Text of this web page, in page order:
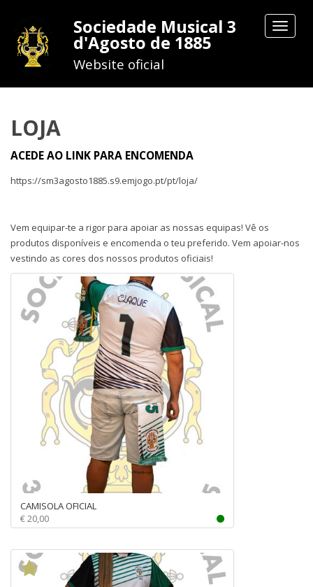
Toggle
Sociedade Musical 3
d'Agosto de 1885
Website oficial
LOJA
ACEDE AO LINK PARA ENCOMENDA
https://sm3agosto1885.s9.emjogo.pt/pt/loja/
Vem equipar-te a rigor para apoiar as nossas equipas! Vê os
produtos disponíveis e encomenda o teu preferido. Vem apoiar-nos
vestindo as cores dos nossos produtos oficiais!
CAMISOLA OFICIAL
€ 20,00